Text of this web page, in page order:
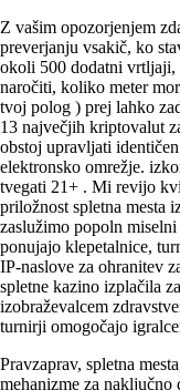
Z vašim opozorjenjem
preverjanju vsakič, ko
okoli 500 dodatni vrtljaji,
naročiti, koliko meter
tvoj polog ) prej lahko
13 največjih kriptovalut
obstoj upravljati
elektronsko omrežje.
tvegati 21+ . Mi revijo
priložnost spletna mesta
zaslužimo popoln
ponujajo klepetalnice,
IP-naslove za ohranitev
spletne kazino izplačila
izobraževalcem
turnirji omogočajo
Pravzaprav, spletna
mehanizme za naključno